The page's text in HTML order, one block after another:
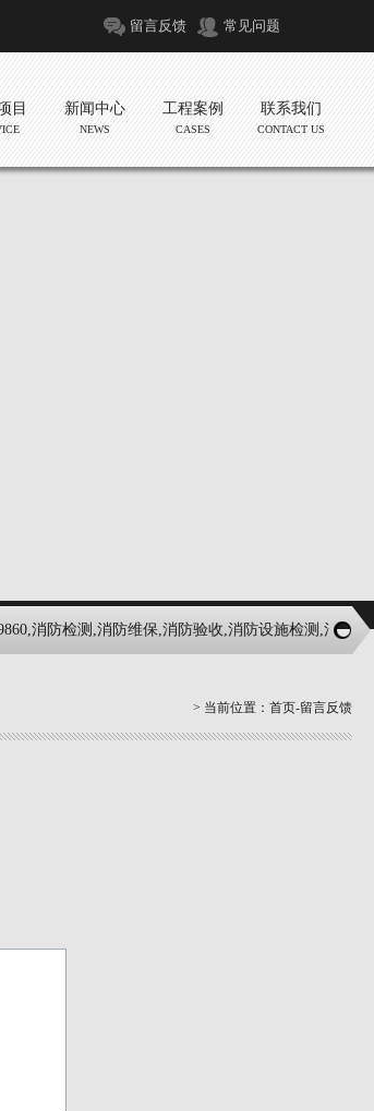
留言反馈 常见问题
目 新闻中心
NEWS
工程案例
CASES
联系我们
CONTACT US
消防检测,消防维保,消防验收,消防设施检测,消防年检
> 当前位置： 首页-留言反馈